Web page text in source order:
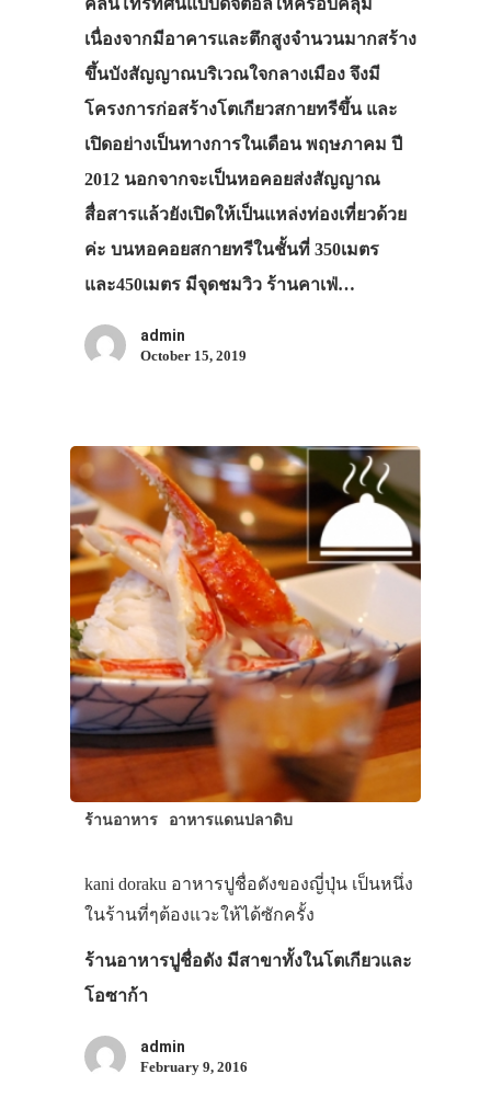
เนื่องจากมีอาคารและตึกสูงจำนวนมากสร้าง
ขึ้นบังสัญญาณบริเวณใจกลางเมือง จึงมี
โครงการก่อสร้างโตเกียวสกายทรีขึ้น และ
เปิดอย่างเป็นทางการในเดือน พฤษภาคม ปี
2012 นอกจากจะเป็นหอคอยส่งสัญญาณ
สื่อสารแล้วยังเปิดให้เป็นแหล่งท่องเที่ยวด้วย
ค่ะ บนหอคอยสกายทรีในชั้นที่ 350เมตร
และ450เมตร มีจุดชมวิว ร้านคาเฟ่…
admin
October 15, 2019
ร้านอาหาร อาหารแดนปลาดิบ
kani doraku อาหารปูชื่อดังของญี่ปุ่น เป็นหนึ่ง
ในร้านที่ๆต้องแวะให้ได้ซักครั้ง
ร้านอาหารปูชื่อดัง มีสาขาทั้งในโตเกียวและ
โอซาก้า
admin
February 9, 2016